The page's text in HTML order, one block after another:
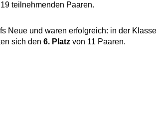
teilnehmenden Paaren.
Neue und waren erfolgreich: in der Klasse
sich den 6. Platz von 11 Paaren.